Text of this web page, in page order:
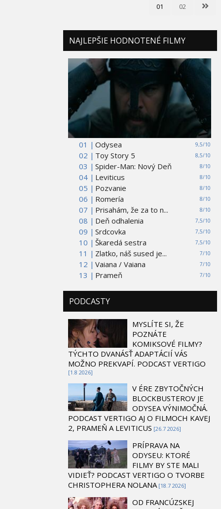
01 02
NAJLEPŠIE HODNOTENÉ FILMY
01 | 9,5/10
Odysea
02 |
8,5/10
Toy Story 5
03 |
8/10
Spider-Man: Nový Deň
04 |
8/10
Leviticus
05 |
8/10
Pozvanie
06 |
8/10
Romería
07 |
8/10
Prisahám, že za to n...
08 |
7,5/10
Deň odhalenia
09 |
7,5/10
Srdcovka
10 |
7,5/10
Škaredá sestra
11 |
7/10
Zlatko, náš sused je...
12 |
7/10
Vaiana / Vaiana
13 |
7/10
Prameň
PODCASTY
MYSLÍTE SI, ŽE
POZNÁTE
KOMIKSOVÉ FILMY?
TÝCHTO DVANÁSŤ ADAPTÁCIÍ VÁS
MOŽNO PREKVAPÍ. PODCAST VERTIGO
[1.8 2026]
V ÉRE ZBYTOČNÝCH
BLOCKBUSTEROV JE
ODYSEA VÝNIMOČNÁ.
PODCAST VERTIGO AJ O FILMOCH KAVEJ
2, PRAMEŇ A LEVITICUS [26.7 2026]
PRÍPRAVA NA
ODYSEU: KTORÉ
FILMY BY STE MALI
VIDIEŤ? PODCAST VERTIGO O TVORBE
CHRISTOPHERA NOLANA [18.7 2026]
OD FRANCÚZSKEJ